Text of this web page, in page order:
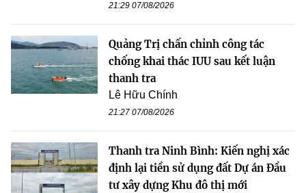
21:29 07/08/2026
Quảng Trị chấn chỉnh công tác
chống khai thác IUU sau kết luận
thanh tra
Lê Hữu Chính
21:27 07/08/2026
Thanh tra Ninh Bình: Kiến nghị xác
định lại tiền sử dụng đất Dự án Đầu
tư xây dựng Khu đô thị mới